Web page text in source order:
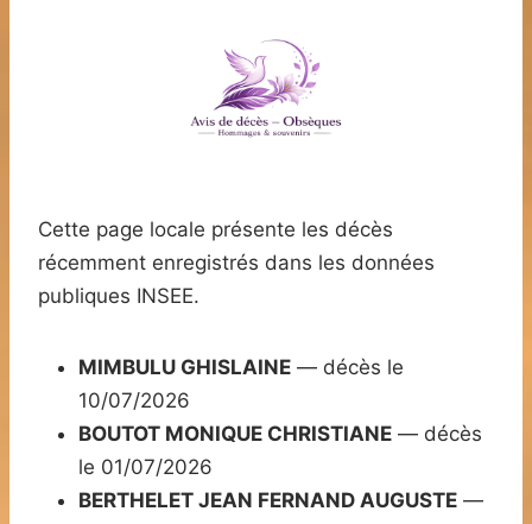
Cette page locale présente les décès
récemment enregistrés dans les données
publiques INSEE.
MIMBULU GHISLAINE — décès le
10/07/2026
BOUTOT MONIQUE CHRISTIANE — décès
le 01/07/2026
BERTHELET JEAN FERNAND AUGUSTE —